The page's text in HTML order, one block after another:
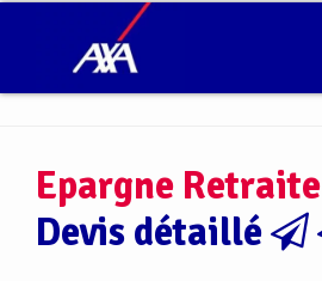
Epargne Retraite
Devis détaillé